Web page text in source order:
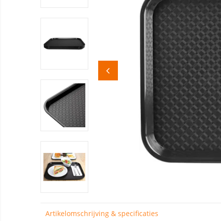
Artikelomschrijving & specificaties